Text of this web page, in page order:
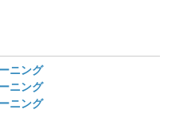
ニング
ニング
ニング